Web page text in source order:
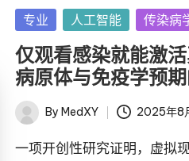
Posted
in
专业 人工智能 传染病
仅观看感染就能激
病原体与免疫学预
Posted
By MedXY 2025年8
一项开创性研究证明，虚拟